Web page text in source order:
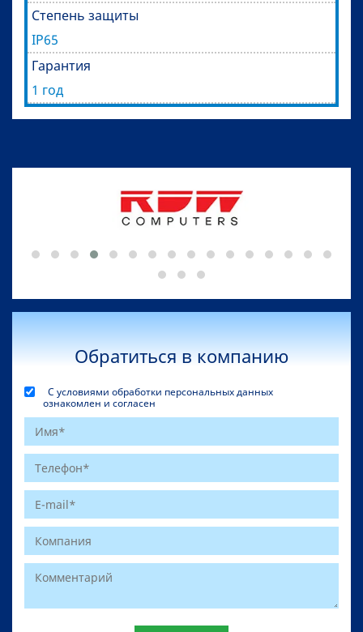
Степень защиты
IP65
Гарантия
1 год
Обратиться в компанию
С условиями обработки персональных данных
ознакомлен и согласен